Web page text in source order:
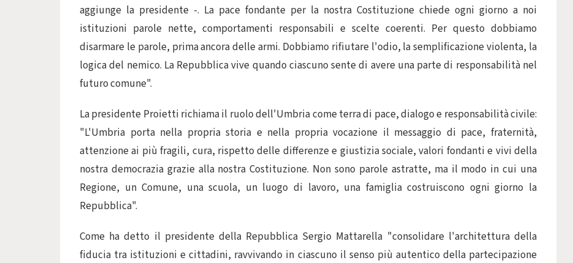
aggiunge la presidente -. La pace fondante per la nostra Costituzione chiede ogni giorno a noi
istituzioni parole nette, comportamenti responsabili e scelte coerenti. Per questo dobbiamo
disarmare le parole, prima ancora delle armi. Dobbiamo rifiutare l'odio, la semplificazione violenta, la
logica del nemico. La Repubblica vive quando ciascuno sente di avere una parte di responsabilità nel
futuro comune".
La presidente Proietti richiama il ruolo dell'Umbria come terra di pace, dialogo e responsabilità civile:
"L'Umbria porta nella propria storia e nella propria vocazione il messaggio di pace, fraternità,
attenzione ai più fragili, cura, rispetto delle differenze e giustizia sociale, valori fondanti e vivi della
nostra democrazia grazie alla nostra Costituzione. Non sono parole astratte, ma il modo in cui una
Regione, un Comune, una scuola, un luogo di lavoro, una famiglia costruiscono ogni giorno la
Repubblica".
Come ha detto il presidente della Repubblica Sergio Mattarella "consolidare l'architettura della
fiducia tra istituzioni e cittadini, ravvivando in ciascuno il senso più autentico della partecipazione